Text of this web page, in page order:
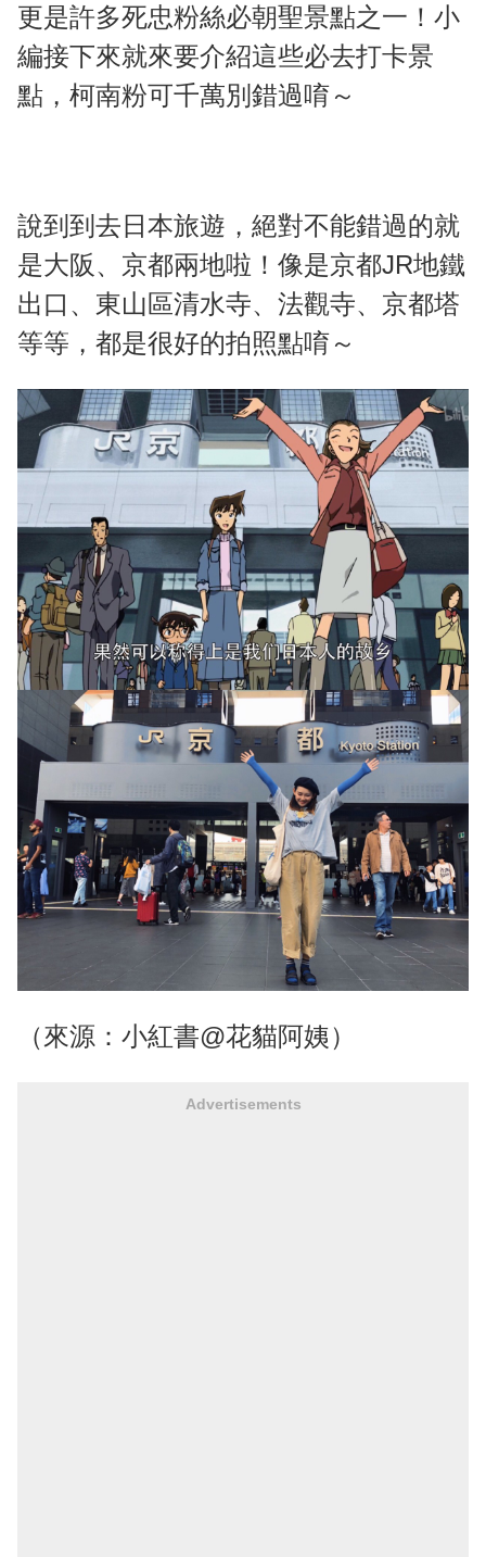
e
更是許多死忠粉絲必朝聖景點之一！小
編接下來就來要介紹這些必去打卡景
點，柯南粉可千萬別錯過唷～
說到到去日本旅遊，絕對不能錯過的就
是大阪、京都兩地啦！像是京都JR地鐵
出口、東山區清水寺、法觀寺、京都塔
等等，都是很好的拍照點唷～
（來源：小紅書@花貓阿姨）
Advertisements